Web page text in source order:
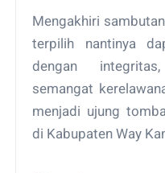
Mengakhiri
terpilih nantinya
dengan
semangat
menjadi ujung
di Kabupaten Way